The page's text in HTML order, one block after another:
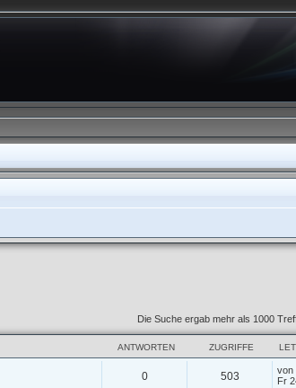
Die Suche ergab mehr als 1000
ANTWORTEN ZUGRIFFE
0 503 von
Fr